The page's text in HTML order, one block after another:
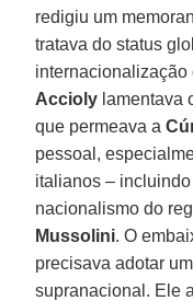
redigiu um
tratava do status
internacionalização
Accioly lamentava
que permeava a
pessoal,
italianos –
nacionalismo do
Mussolini. O
precisava adotar
supranacional. Ele